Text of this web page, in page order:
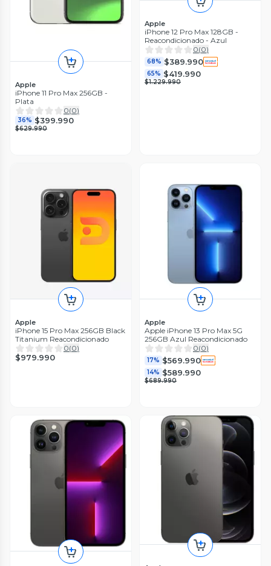
Apple
iPhone 11 Pro Max 256GB -
Plata
0(0)
36% $399.990
$629.990
Apple
iPhone 12 Pro Max 128GB -
Reacondicionado - Azul
0(0)
68% $389.990
65% $419.990
$1.229.990
Apple
iPhone 15 Pro Max 256GB Black
Titanium Reacondicionado
0(0)
$979.990
Apple
Apple iPhone 13 Pro Max 5G
256GB Azul Reacondicionado
0(0)
17% $569.990
14% $589.990
$689.990